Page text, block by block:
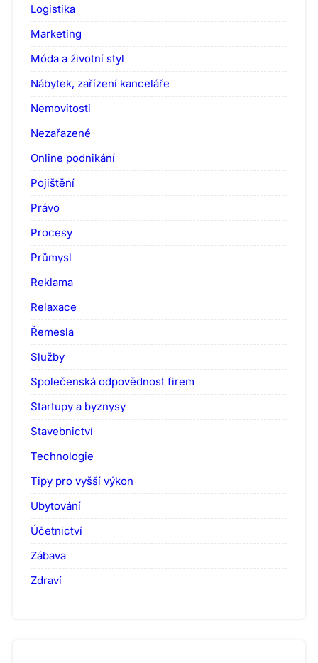
Logistika
Marketing
Móda a životní styl
Nábytek, zařízení kanceláře
Nemovitosti
Nezařazené
Online podnikání
Pojištění
Právo
Procesy
Průmysl
Reklama
Relaxace
Řemesla
Služby
Společenská odpovědnost firem
Startupy a byznysy
Stavebnictví
Technologie
Tipy pro vyšší výkon
Ubytování
Účetnictví
Zábava
Zdraví